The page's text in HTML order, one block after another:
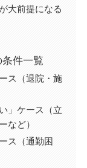
大前提になる
件一覧
ス（退院・施
」ケース（立
など）
ス（通勤困